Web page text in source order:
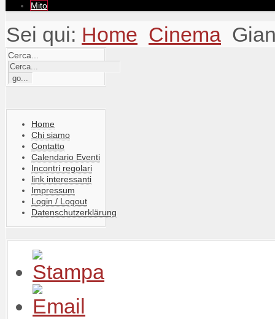
Mito
Sei qui: Home Cinema
Cerca...
Home
Chi siamo
Contatto
Calendario Eventi
Incontri regolari
link interessanti
Impressum
Login / Logout
Datenschutzerklärung